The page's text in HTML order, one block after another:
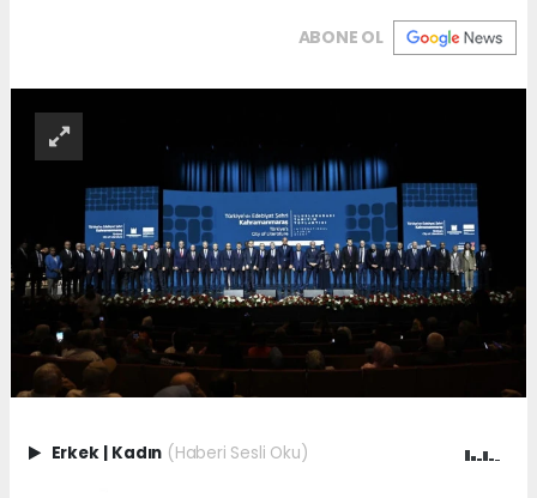
ABONE OL
Erkek | Kadın (Haberi Sesli Oku)